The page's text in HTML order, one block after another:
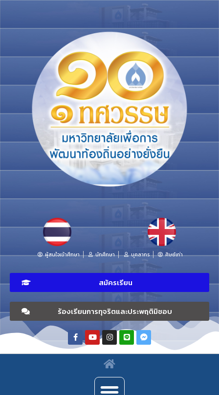
ผู้สนใจเข้าศึกษา นักศึกษา บุคลากร ศิษย์เก่า
สมัครเรียน
ร้องเรียนการทุจริตและประพฤติมิชอบ